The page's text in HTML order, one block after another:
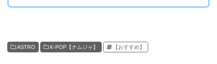
ASTRO K-POP【ナムジャ】 【おすすめ】